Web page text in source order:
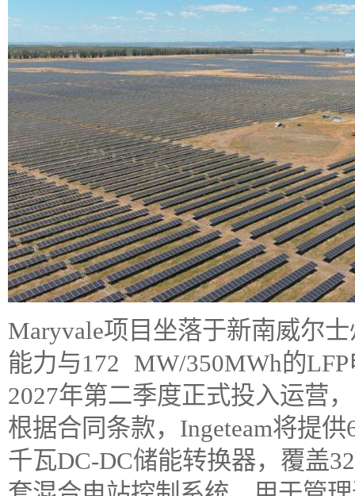
Maryvale项目坐落于新南威尔
能力与172 MW/350MWh的
2027年第二季度正式投入运营
根据合同条款，Ingeteam将提
千瓦DC-DC储能转换器，覆盖